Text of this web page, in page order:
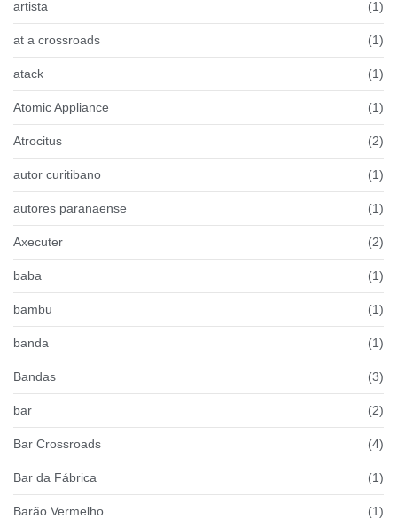
artista (1)
at a crossroads (1)
atack (1)
Atomic Appliance (1)
Atrocitus (2)
autor curitibano (1)
autores paranaense (1)
Axecuter (2)
baba (1)
bambu (1)
banda (1)
Bandas (3)
bar (2)
Bar Crossroads (4)
Bar da Fábrica (1)
Barão Vermelho (1)